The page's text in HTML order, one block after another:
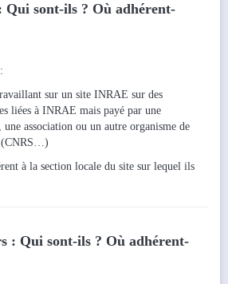
Qui sont-ils ? Où adhérent-
sur un site INRAE sur des
liées à INRAE mais payé par une
une association ou un autre organisme de
(CNRS…)
à la section locale du site sur lequel ils
: Qui sont-ils ? Où adhérent-